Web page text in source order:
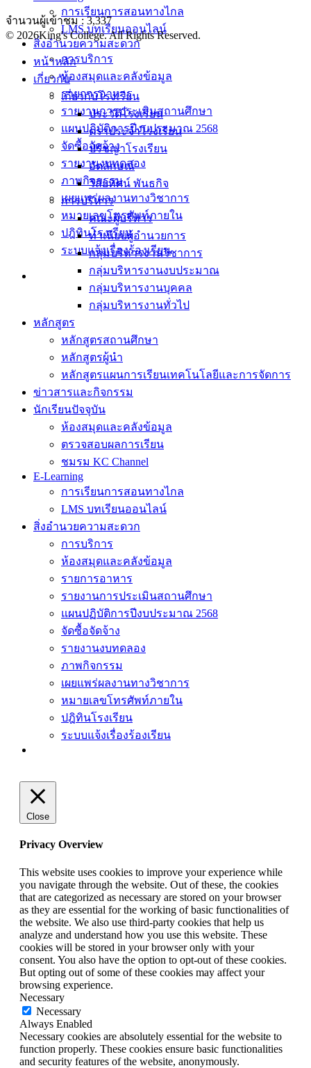
การเรียนการสอนทางไกล
LMS บทเรียนออนไลน์
สิ่งอำนวยความสะดวก
การบริการ
ห้องสมุดและคลังข้อมูล
รายการอาหาร
รายงานการประเมินสถานศึกษา
แผนปฏิบัติการปีงบประมาณ 2568
จัดซื้อจัดจ้าง
รายงานงบทดลอง
ภาพกิจกรรม
เผยแพร่ผลงานทางวิชาการ
หมายเลขโทรศัพท์ภายใน
ปฎิทินโรงเรียน
ระบบแจ้งเรื่องร้องเรียน
จำนวนผู้เข้าชม :3,337
© 2026King's College. All Rights Reserved.
หน้าหลัก
เกี่ยวกับ
เกี่ยวกับโรงเรียน
ประวัติโรงเรียน
ตราประจำโรงเรียน
ปรัชญาโรงเรียน
อัตลักษณ์
วิสัยทัศน์ พันธกิจ
การบริหาร
คณะผู้บริหาร
ทำเนียบผู้อำนวยการ
กลุ่มบริหารงานวิชาการ
กลุ่มบริหารงานงบประมาณ
กลุ่มบริหารงานบุคคล
กลุ่มบริหารงานทั่วไป
หลักสูตร
หลักสูตรสถานศึกษา
หลักสูตรผู้นำ
หลักสูตรแผนการเรียนเทคโนโลยีและการจัดการ
ข่าวสารและกิจกรรม
นักเรียนปัจจุบัน
ห้องสมุดและคลังข้อมูล
ตรวจสอบผลการเรียน
ชมรม KC Channel
E-Learning
การเรียนการสอนทางไกล
LMS บทเรียนออนไลน์
สิ่งอำนวยความสะดวก
การบริการ
ห้องสมุดและคลังข้อมูล
รายการอาหาร
รายงานการประเมินสถานศึกษา
แผนปฏิบัติการปีงบประมาณ 2568
จัดซื้อจัดจ้าง
รายงานงบทดลอง
ภาพกิจกรรม
เผยแพร่ผลงานทางวิชาการ
หมายเลขโทรศัพท์ภายใน
ปฎิทินโรงเรียน
ระบบแจ้งเรื่องร้องเรียน
Close
Privacy Overview
This website uses cookies to improve your experience while
you navigate through the website. Out of these, the cookies
that are categorized as necessary are stored on your browser
as they are essential for the working of basic functionalities of
the website. We also use third-party cookies that help us
analyze and understand how you use this website. These
cookies will be stored in your browser only with your
consent. You also have the option to opt-out of these cookies.
But opting out of some of these cookies may affect your
browsing experience.
Necessary
Necessary
Always Enabled
Necessary cookies are absolutely essential for the website to
function properly. These cookies ensure basic functionalities
and security features of the website, anonymously.